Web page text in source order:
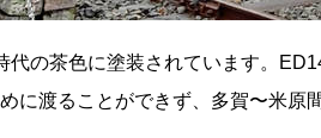
代の茶色に塗装されています。
に渡ることができず、多賀〜米原